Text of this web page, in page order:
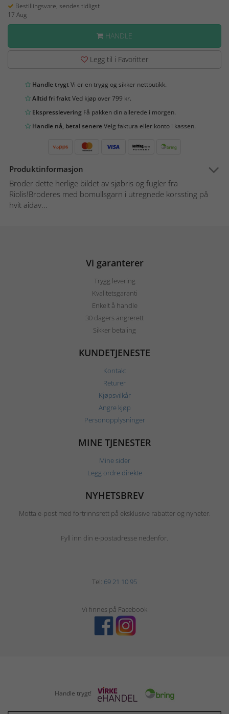
Bestillingsvare, sendes tidligst
17 Aug
HANDLE
Legg til i Favoritter
Handle trygtVi er en trygg og sikker nettbutikk.
Alltid fri fraktVed kjøp over 799 kr.
Ekspresslevering Få pakken din allerede i morgen.
Handle nå, betal senereVelg faktura eller konto i kassen.
Produktinformasjon
Broder dette herlige bildet av sjøbris og fugler fra
Riolis!Broderes med bomullsgarn i utregnede korssting på
hvit aidav...
Vi garanterer
Trygg levering
Kvalitetsgaranti
Enkelt å handle
30 dagers angrerett
Sikker betaling
KUNDETJENESTE
Kontakt
Returer
Kjøpsvilkår
Angre kjøp
Personopplysninger
MINE TJENESTER
Mine sider
Legg ordre direkte
NYHETSBREV
Motta e-post med fortrinnsrett på eksklusive rabatter og nyheter.
Fyll inn din e-postadresse nedenfor.
Tel: 69 21 10 95
Vi finnes på Facebook
Handle trygt!